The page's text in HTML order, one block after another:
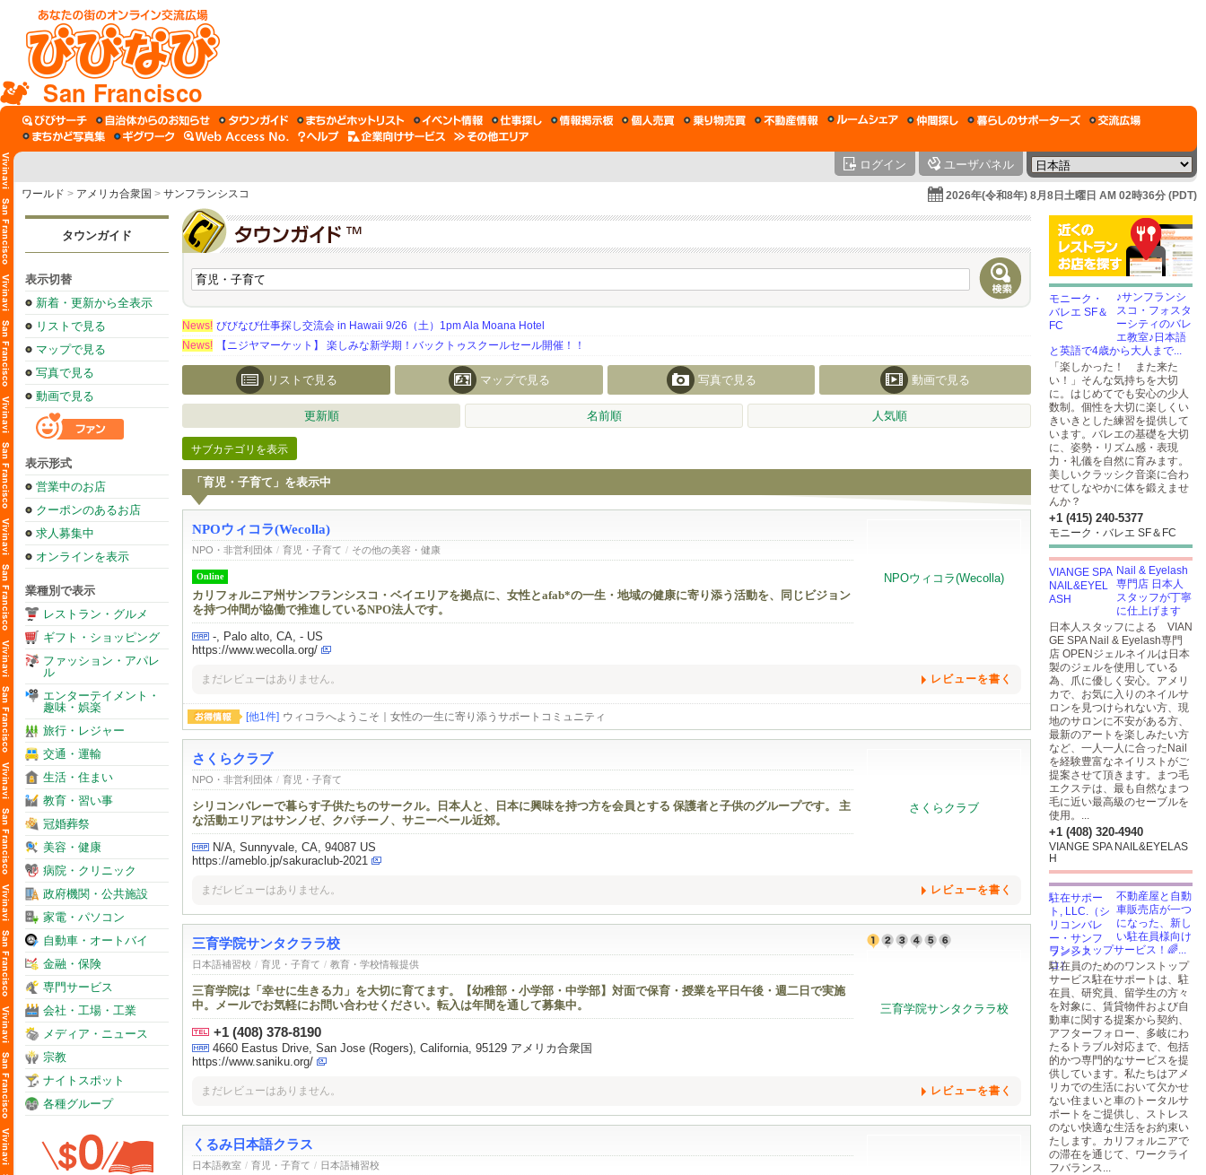
San Francisco
ログイン ユーザパネル
ワールド > アメリカ合衆国 > サンフランシスコ 2026年(令和8年) 8月8日土曜日 AM 02時36分 (PDT)
タウンガイド
表示切替
新着・更新から全表示
リストで見る
マップで見る
写真で見る
動画で見る
表示形式
営業中のお店
クーポンのあるお店
求人募集中
オンラインを表示
業種別で表示
レストラン・グルメ
ギフト・ショッピング
ファッション・アパレ
ル
エンターテイメント・
趣味・娯楽
旅行・レジャー
交通・運輸
生活・住まい
教育・習い事
冠婚葬祭
美容・健康
病院・クリニック
政府機関・公共施設
家電・パソコン
自動車・オートバイ
金融・保険
専門サービス
会社・工場・工業
メディア・ニュース
宗教
ナイトスポット
各種グループ
News! びびなび仕事探し交流会 in Hawaii 9/26（土）1pm Ala Moana Hotel
News!
【ニジヤマーケット】 楽しみな新学期！バックトゥスクールセール開催！！
リストで見る マップで見る 写真で見る 動画で見る
更新順 名前順 人気順
サブカテゴリを表示
「育児・子育て」を表示中
NPOウィコラ(Wecolla)
NPO・非営利団体 / 育児・子育て / その他の美容・健康
Online
カリフォルニア州サンフランシスコ・ベイエリアを拠点に、女性とafab*の一生・地域の健康に寄り添う活動を、同じビジョン
を持つ仲間が協働で推進しているNPO法人です。
-, Palo alto, CA, - US
https://www.wecolla.org/
まだレビューはありません。 レビューを書く
[他1件] ウィコラへようこそ｜女性の一生に寄り添うサポートコミュニティ
さくらクラブ
NPO・非営利団体 / 育児・子育て
シリコンバレーで暮らす子供たちのサークル。日本人と、日本に興味を持つ方を会員とする 保護者と子供のグループです。 主
な活動エリアはサンノゼ、クパチーノ、サニーベール近郊。
N/A, Sunnyvale, CA, 94087 US
https://ameblo.jp/sakuraclub-2021
まだレビューはありません。 レビューを書く
三育学院サンタクララ校
日本語補習校 / 育児・子育て / 教育・学校情報提供
三育学院は「幸せに生きる力」を大切に育てます。【幼稚部・小学部・中学部】対面で保育・授業を平日午後・週二日で実施
中。メールでお気軽にお問い合わせください。転入は年間を通して募集中。
+1 (408) 378-8190
4660 Eastus Drive, San Jose (Rogers), California, 95129 アメリカ合衆国
https://www.saniku.org/
まだレビューはありません。 レビューを書く
くるみ日本語クラス
日本語教室 / 育児・子育て / 日本語補習校
♪サンフランシ
スコ・フォスタ
ーシティのバレ
エ教室♪日本語
と英語で4歳から大人まで...
「楽しかった！ また来た
い！」そんな気持ちを大切
に。はじめてでも安心の少人
数制。個性を大切に楽しくい
きいきとした練習を提供して
います。バレエの基礎を大切
に、姿勢・リズム感・表現
力・礼儀を自然に育みます。
美しいクラッシク音楽に合わ
せてしなやかに体を鍛えませ
んか？
+1 (415) 240-5377
モニーク・バレエ SF＆FC
Nail & Eyelash
専門店 日本人
スタッフが丁寧
に仕上げます
日本人スタッフによる VIAN
GE SPA Nail & Eyelash専門
店 OPENジェルネイルは日本
製のジェルを使用している
為、爪に優しく安心。アメリ
カで、お気に入りのネイルサ
ロンを見つけられない方、現
地のサロンに不安がある方、
最新のアートを楽しみたい方
など、一人一人に合ったNail
を経験豊富なネイリストがご
提案させて頂きます。まつ毛
エクステは、最も自然なまつ
毛に近い最高級のセーブルを
使用。...
+1 (408) 320-4940
VIANGE SPA NAIL&EYELAS
H
不動産屋と自動
車販売店が一つ
になった、新し
い駐在員様向け
ワンストップサービス！🌈...
駐在員のためのワンストップ
サービス駐在サポートは、駐
在員、研究員、留学生の方々
を対象に、賃貸物件および自
動車に関する提案から契約、
アフターフォロー、多岐にわ
たるトラブル対応まで、包括
的かつ専門的なサービスを提
供しています。私たちはアメ
リカでの生活において欠かせ
ない住まいと車のトータルサ
ポートをご提供し、ストレス
のない快適な生活をお約束い
たします。カリフォルニアで
の滞在を通じて、ワークライ
フバランス...